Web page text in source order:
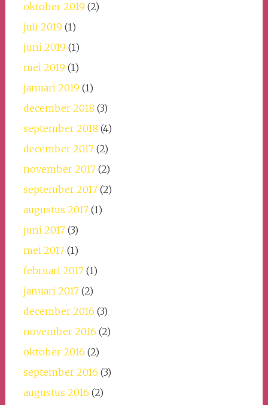
oktober 2019 (2)
juli 2019 (1)
juni 2019 (1)
mei 2019 (1)
januari 2019 (1)
december 2018 (3)
september 2018 (4)
december 2017(2)
november 2017(2)
september 2017(2)
augustus 2017(1)
juni 2017(3)
mei 2017(1)
februari 2017(1)
januari 2017(2)
december 2016 (3)
november 2016 (2)
oktober 2016 (2)
september 2016 (3)
augustus 2016 (2)